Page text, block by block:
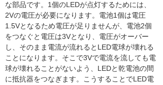
な部品です。1個のLEDが点灯するためには、
2Vの電圧が必要になります。電池1個は電圧
1.5Vとなるため電圧が足りませんが、電池2個
をつなぐと電圧は3Vとなり、電圧がオーバー
し、そのまま電流が流れるとLED電球が壊れる
ことになります。そこで3Vで電流を流しても電
球が壊れることがないよう、LEDと乾電池の間
に抵抗器をつなぎます。こうすることでLED電